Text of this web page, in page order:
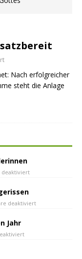
Nach erfolgreicher
steht die Anlage
deaktiviert
deaktiviert
Jahr